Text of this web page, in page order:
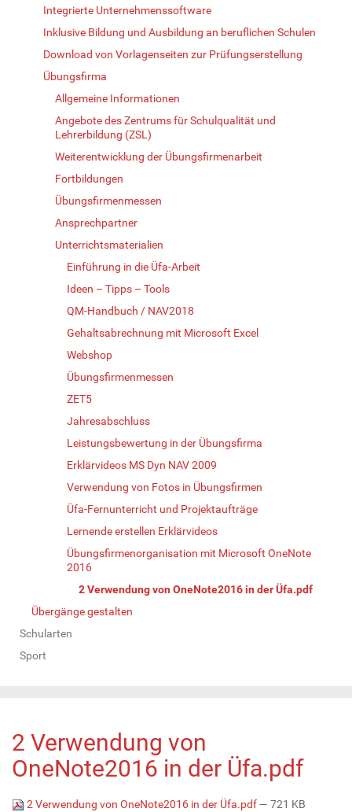
Integrierte Unternehmenssoftware
Inklusive Bildung und Ausbildung an beruflichen Schulen
Download von Vorlagenseiten zur Prüfungserstellung
Übungsfirma
Allgemeine Informationen
Angebote des Zentrums für Schulqualität und
Lehrerbildung (ZSL)
Weiterentwicklung der Übungsfirmenarbeit
Fortbildungen
Übungsfirmenmessen
Ansprechpartner
Unterrichtsmaterialien
Einführung in die Üfa-Arbeit
Ideen – Tipps – Tools
QM-Handbuch / NAV2018
Gehaltsabrechnung mit Microsoft Excel
Webshop
Übungsfirmenmessen
ZET5
Jahresabschluss
Leistungsbewertung in der Übungsfirma
Erklärvideos MS Dyn NAV 2009
Verwendung von Fotos in Übungsfirmen
Üfa-Fernunterricht und Projektaufträge
Lernende erstellen Erklärvideos
Übungsfirmenorganisation mit Microsoft OneNote
2016
2 Verwendung von OneNote2016 in der Üfa.pdf
Übergänge gestalten
Schularten
Sport
2 Verwendung von
OneNote2016 in der Üfa.pdf
2 Verwendung von OneNote2016 in der Üfa.pdf— 721 KB